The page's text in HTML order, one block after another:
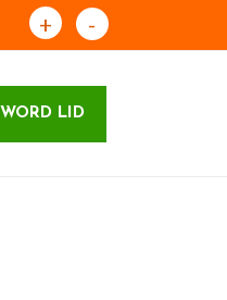
+ -
WORD LID